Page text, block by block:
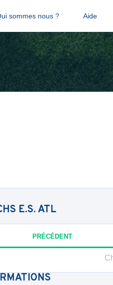
sommes nous ? Aide
E.S. ATL
PRÉCÉDENT